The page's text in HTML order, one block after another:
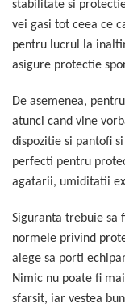
stabilitate si
vei gasi tot ceea ce
pentru lucrul la
asigure protectie
De asemenea,
atunci cand vine
dispozitie si pantofi si
perfecti pentru
agatarii, umiditatii
Siguranta trebuie sa
normele privind
alege sa porti
Nimic nu poate fi
sfarsit, iar vestea